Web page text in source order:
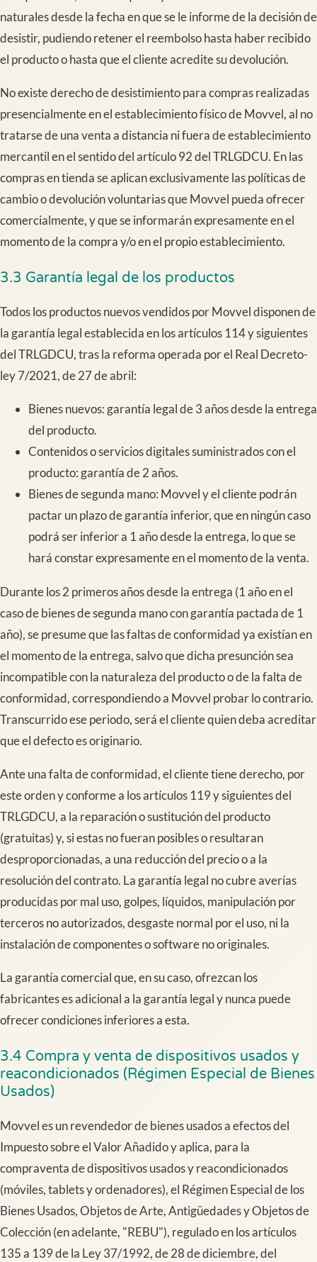
naturales desde la fecha en que se le informe de la decisión de
desistir, pudiendo retener el reembolso hasta haber recibido
el producto o hasta que el cliente acredite su devolución.
No existe derecho de desistimiento para compras realizadas
presencialmente en el establecimiento físico de Movvel, al no
tratarse de una venta a distancia ni fuera de establecimiento
mercantil en el sentido del artículo 92 del TRLGDCU. En las
compras en tienda se aplican exclusivamente las políticas de
cambio o devolución voluntarias que Movvel pueda ofrecer
comercialmente, y que se informarán expresamente en el
momento de la compra y/o en el propio establecimiento.
3.3 Garantía legal de los productos
Todos los productos nuevos vendidos por Movvel disponen de
la garantía legal establecida en los artículos 114 y siguientes
del TRLGDCU, tras la reforma operada por el Real Decreto-
ley 7/2021, de 27 de abril:
Bienes nuevos: garantía legal de 3 años desde la entrega
del producto.
Contenidos o servicios digitales suministrados con el
producto: garantía de 2 años.
Bienes de segunda mano: Movvel y el cliente podrán
pactar un plazo de garantía inferior, que en ningún caso
podrá ser inferior a 1 año desde la entrega, lo que se
hará constar expresamente en el momento de la venta.
Durante los 2 primeros años desde la entrega (1 año en el
caso de bienes de segunda mano con garantía pactada de 1
año), se presume que las faltas de conformidad ya existían en
el momento de la entrega, salvo que dicha presunción sea
incompatible con la naturaleza del producto o de la falta de
conformidad, correspondiendo a Movvel probar lo contrario.
Transcurrido ese periodo, será el cliente quien deba acreditar
que el defecto es originario.
Ante una falta de conformidad, el cliente tiene derecho, por
este orden y conforme a los artículos 119 y siguientes del
TRLGDCU, a la reparación o sustitución del producto
(gratuitas) y, si estas no fueran posibles o resultaran
desproporcionadas, a una reducción del precio o a la
resolución del contrato. La garantía legal no cubre averías
producidas por mal uso, golpes, líquidos, manipulación por
terceros no autorizados, desgaste normal por el uso, ni la
instalación de componentes o software no originales.
La garantía comercial que, en su caso, ofrezcan los
fabricantes es adicional a la garantía legal y nunca puede
ofrecer condiciones inferiores a esta.
3.4 Compra y venta de dispositivos usados y
reacondicionados (Régimen Especial de Bienes
Usados)
Movvel es un revendedor de bienes usados a efectos del
Impuesto sobre el Valor Añadido y aplica, para la
compraventa de dispositivos usados y reacondicionados
(móviles, tablets y ordenadores), el Régimen Especial de los
Bienes Usados, Objetos de Arte, Antigüedades y Objetos de
Colección (en adelante, "REBU"), regulado en los artículos
135 a 139 de la Ley 37/1992, de 28 de diciembre, del